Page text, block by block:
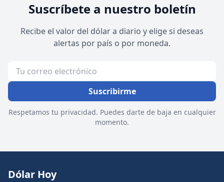
Suscríbete a nuestro boletín
Recibe el valor del dólar a diario y elige si deseas
alertas por país o por moneda.
Suscribirme
Respetamos tu privacidad. Puedes darte de baja en cualquier
momento.
Dólar Hoy